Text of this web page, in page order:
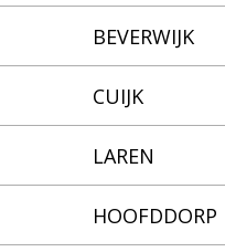
BEVERWIJK
CUIJK
LAREN
HOOFDDORP